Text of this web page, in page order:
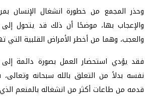
وحذر المجمع من خطورة انشغال الإنسان
والإعجاب بها، موضحًا أن ذلك قد يتحول إلى
والعجب، وهما من أخطر الأمراض القلبية التي
فقد يؤدي استحضار العمل بصورة دائمة
نفسه بدلاً من التعلق بالله سبحانه
قدمه من طاعات أكثر من انشغاله بالمنعم